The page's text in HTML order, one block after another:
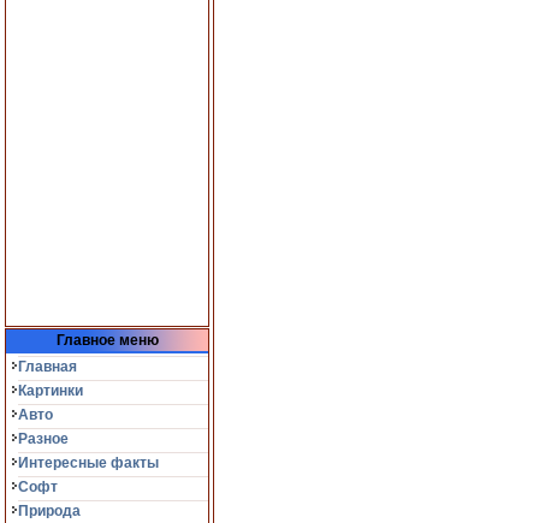
Главное меню
Главная
Картинки
Авто
Разное
Интересные факты
Софт
Природа